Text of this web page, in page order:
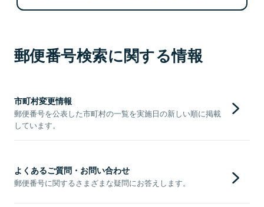
郵便番号検索に関する情報
市町村変更情報
郵便番号を公表した市町村の一覧を実施日の新しい順に掲載
しています。
よくあるご質問・お問い合わせ
郵便番号に関するさまざまな疑問にお答えします。